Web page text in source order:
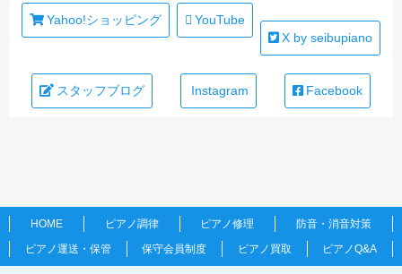
Yahoo!ショッピング
YouTube
X by seibupiano
スタッフブログ Instagram Facebook
HOME ピアノ調律 ピアノ修理
防音・消音対策
ピアノ運送・保管
保守会員制度 ピアノ買取 ピアノQ&A